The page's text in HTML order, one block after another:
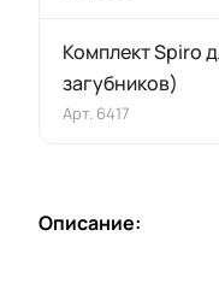
Комплект Spiro
загубников)
Арт. 6417
Описание: